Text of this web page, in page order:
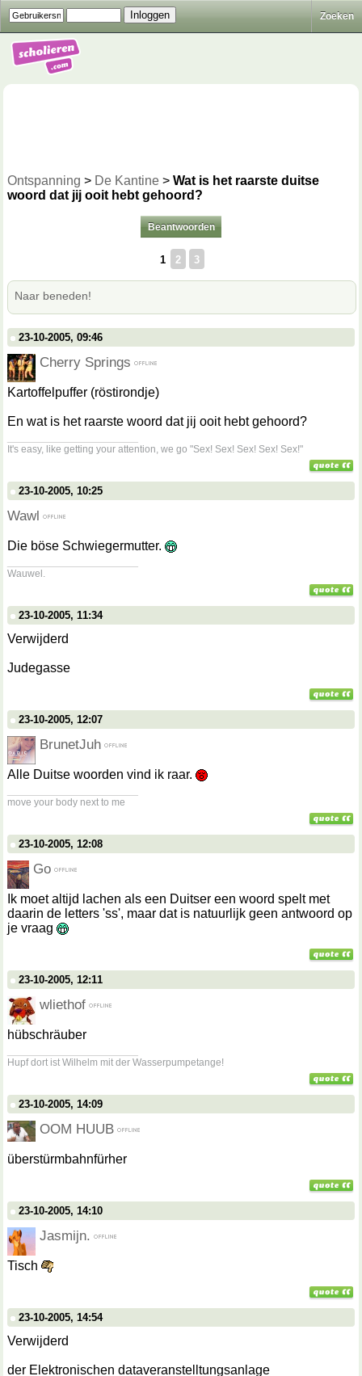
Zoeken
Ontspanning > De Kantine > Wat is het raarste duitse
woord dat jij ooit hebt gehoord?
Beantwoorden
1 2 3
Naar beneden!
23-10-2005, 09:46
Cherry Springs
Kartoffelpuffer (röstirondje)
En wat is het raarste woord dat jij ooit hebt gehoord?
It's easy, like getting your attention, we go "Sex! Sex! Sex! Sex! Sex!"
23-10-2005, 10:25
Wawl
Die böse Schwiegermutter.
Wauwel.
23-10-2005, 11:34
Verwijderd
Judegasse
23-10-2005, 12:07
BrunetJuh
Alle Duitse woorden vind ik raar.
move your body next to me
23-10-2005, 12:08
Go
Ik moet altijd lachen als een Duitser een woord spelt met
daarin de letters 'ss', maar dat is natuurlijk geen antwoord op
je vraag
23-10-2005, 12:11
wliethof
hübschräuber
Hupf dort ist Wilhelm mit der Wasserpumpetange!
23-10-2005, 14:09
OOM HUUB
überstürmbahnfürher
23-10-2005, 14:10
Jasmijn.
Tisch
23-10-2005, 14:54
Verwijderd
der Elektronischen dataveranstelltungsanlage